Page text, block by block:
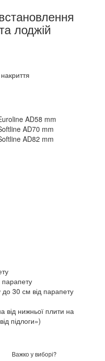
лоджій
AD58 mm
AD70 mm
AD82 mm
30 см від парапету
нижньої плити на
підлоги»)
Важко у виборі?